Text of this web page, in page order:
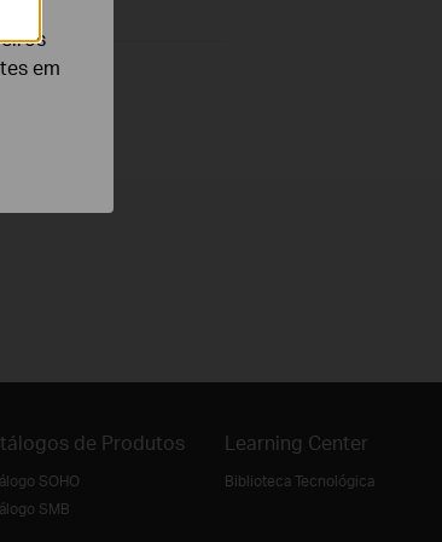
de Produtos
SOHO
SMB
Learning Center
Biblioteca Tecnológica
em